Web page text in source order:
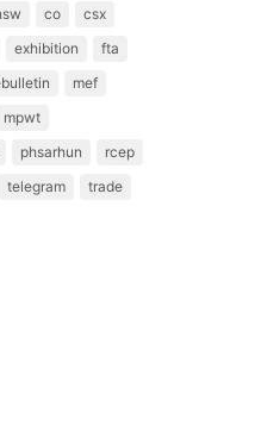
co
csx
exhibition
fta
mef
mpwt
phsarhun
rcep
telegram
trade